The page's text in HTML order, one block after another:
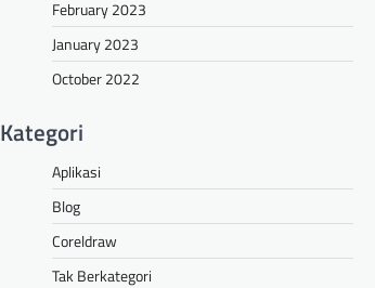
February 2023
January 2023
October 2022
Kategori
Aplikasi
Blog
Coreldraw
Tak Berkategori